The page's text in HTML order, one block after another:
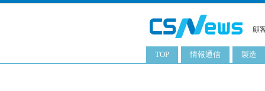
顧
TOP 情報通信 製造